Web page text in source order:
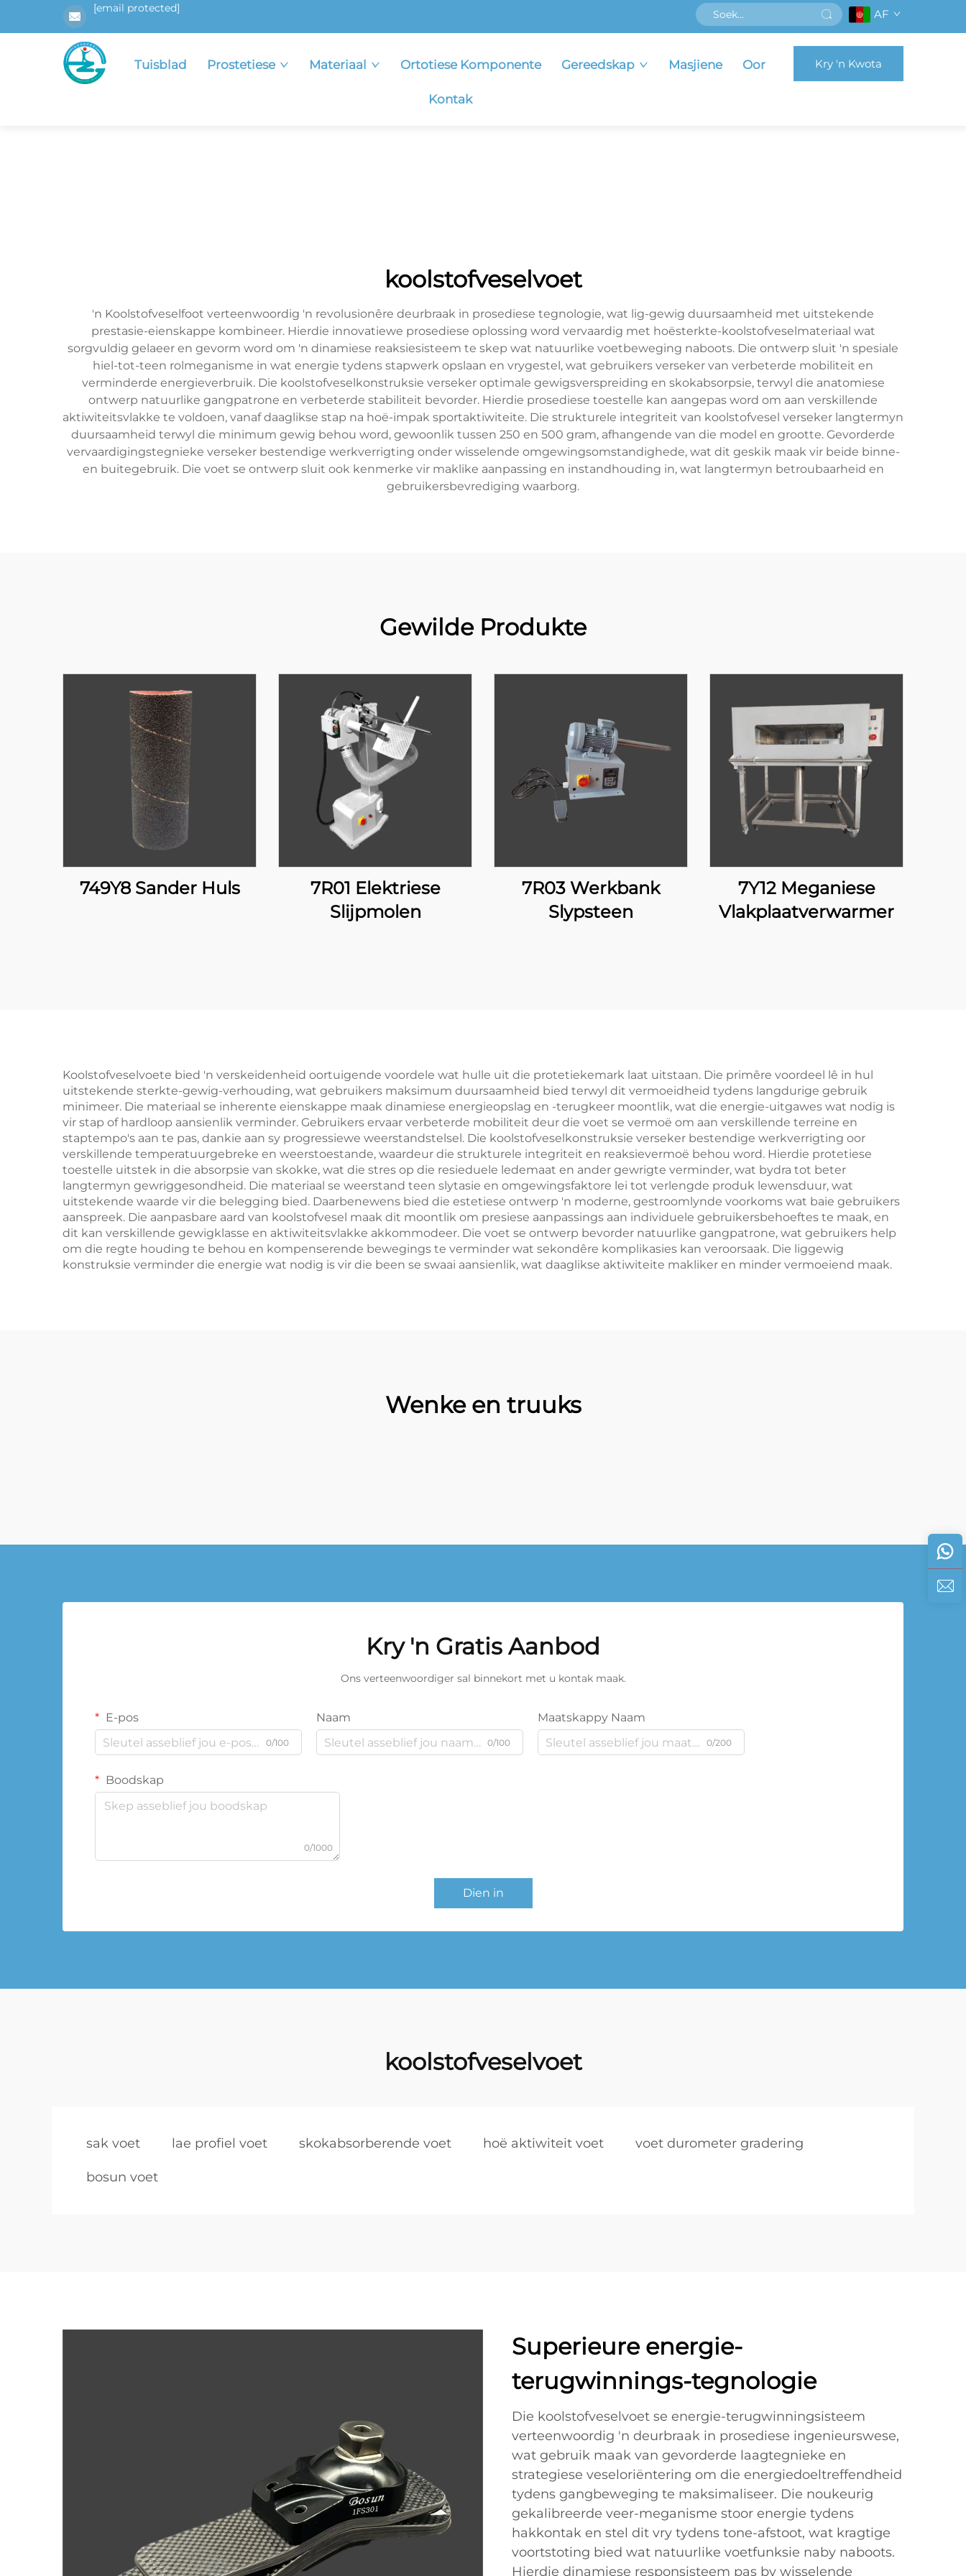
[email protected] AF
Tuisblad Prostetiese Materiaal Ortotiese Komponente Gereedskap Masjiene Oor
Kontak
Kry 'n Kwota
koolstofveselvoet
'n Koolstofveselfoot verteenwoordig 'n revolusionêre deurbraak in prosediese tegnologie, wat lig-gewig duursaamheid met uitstekende
prestasie-eienskappe kombineer. Hierdie innovatiewe prosediese oplossing word vervaardig met hoësterkte-koolstofveselmateriaal wat
sorgvuldig gelaeer en gevorm word om 'n dinamiese reaksiesisteem te skep wat natuurlike voetbeweging naboots. Die ontwerp sluit 'n spesiale
hiel-tot-teen rolmeganisme in wat energie tydens stapwerk opslaan en vrygestel, wat gebruikers verseker van verbeterde mobiliteit en
verminderde energieverbruik. Die koolstofveselkonstruksie verseker optimale gewigsverspreiding en skokabsorpsie, terwyl die anatomiese
ontwerp natuurlike gangpatrone en verbeterde stabiliteit bevorder. Hierdie prosediese toestelle kan aangepas word om aan verskillende
aktiwiteitsvlakke te voldoen, vanaf daaglikse stap na hoë-impak sportaktiwiteite. Die strukturele integriteit van koolstofvesel verseker langtermyn
duursaamheid terwyl die minimum gewig behou word, gewoonlik tussen 250 en 500 gram, afhangende van die model en grootte. Gevorderde
vervaardigingstegnieke verseker bestendige werkverrigting onder wisselende omgewingsomstandighede, wat dit geskik maak vir beide binne-
en buitegebruik. Die voet se ontwerp sluit ook kenmerke vir maklike aanpassing en instandhouding in, wat langtermyn betroubaarheid en
gebruikersbevrediging waarborg.
Gewilde Produkte
749Y8 Sander Huls
7R01 Elektriese
Slijpmolen
7R03 Werkbank
Slypsteen
7Y12 Meganiese
Vlakplaatverwarmer
Koolstofveselvoete bied 'n verskeidenheid oortuigende voordele wat hulle uit die protetiekemark laat uitstaan. Die primêre voordeel lê in hul
uitstekende sterkte-gewig-verhouding, wat gebruikers maksimum duursaamheid bied terwyl dit vermoeidheid tydens langdurige gebruik
minimeer. Die materiaal se inherente eienskappe maak dinamiese energieopslag en -terugkeer moontlik, wat die energie-uitgawes wat nodig is
vir stap of hardloop aansienlik verminder. Gebruikers ervaar verbeterde mobiliteit deur die voet se vermoë om aan verskillende terreine en
staptempo's aan te pas, dankie aan sy progressiewe weerstandstelsel. Die koolstofveselkonstruksie verseker bestendige werkverrigting oor
verskillende temperatuurgebreke en weerstoestande, waardeur die strukturele integriteit en reaksievermoë behou word. Hierdie protetiese
toestelle uitstek in die absorpsie van skokke, wat die stres op die resieduele ledemaat en ander gewrigte verminder, wat bydra tot beter
langtermyn gewriggesondheid. Die materiaal se weerstand teen slytasie en omgewingsfaktore lei tot verlengde produk lewensduur, wat
uitstekende waarde vir die belegging bied. Daarbenewens bied die estetiese ontwerp 'n moderne, gestroomlynde voorkoms wat baie gebruikers
aanspreek. Die aanpasbare aard van koolstofvesel maak dit moontlik om presiese aanpassings aan individuele gebruikersbehoeftes te maak, en
dit kan verskillende gewigklasse en aktiwiteitsvlakke akkommodeer. Die voet se ontwerp bevorder natuurlike gangpatrone, wat gebruikers help
om die regte houding te behou en kompenserende bewegings te verminder wat sekondêre komplikasies kan veroorsaak. Die liggewig
konstruksie verminder die energie wat nodig is vir die been se swaai aansienlik, wat daaglikse aktiwiteite makliker en minder vermoeiend maak.
Wenke en truuks
Kry 'n Gratis Aanbod
Ons verteenwoordiger sal binnekort met u kontak maak.
E-pos
0/100
Naam
0/100
Maatskappy Naam
0/200
Boodskap
0/1000
Dien in
koolstofveselvoet
sak voet lae profiel voet skokabsorberende voet hoë aktiwiteit voet voet durometer gradering
bosun voet
Superieure energie-
terugwinnings-tegnologie
Die koolstofveselvoet se energie-terugwinningsisteem
verteenwoordig 'n deurbraak in prosediese ingenieurswese,
wat gebruik maak van gevorderde laagtegnieke en
strategiese veseloriëntering om die energiedoeltreffendheid
tydens gangbeweging te maksimaliseer. Die noukeurig
gekalibreerde veer-meganisme stoor energie tydens
hakkontak en stel dit vry tydens tone-afstoot, wat kragtige
voortstoting bied wat natuurlike voetfunksie naby naboots.
Hierdie dinamiese responsisteem pas by wisselende